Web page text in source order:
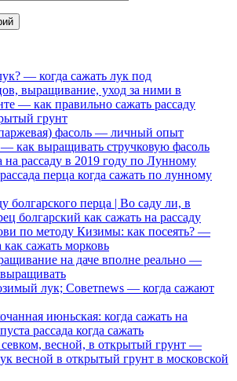
— когда сажать лук под
выращивание, уход за ними в
— как правильно сажать рассаду
грунт
фасоль — личный опыт
как выращивать стручковую фасоль
на рассаду в 2019 году по Лунному
перца когда сажать по лунному
болгарского перца | Во саду ли, в
болгарский как сажать на рассаду
по методу Кизимы: как посеять? —
сажать морковь
на даче вполне реально —
лук; Советnews — когда сажают
июньская: когда сажать на
рассада когда сажать
севком, весной, в открытый грунт —
весной в открытый грунт в московской